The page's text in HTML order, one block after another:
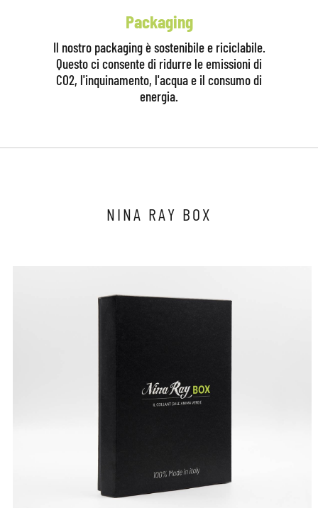
Packaging
Il nostro packaging è sostenibile e riciclabile.
Questo ci consente di ridurre le emissioni di
CO2, l'inquinamento, l'acqua e il consumo di
energia.
NINA RAY BOX
Clicca qui per iniziare la consulenza